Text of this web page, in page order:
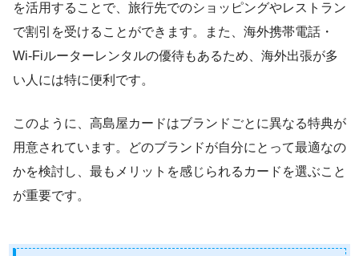
を活用することで、旅行先でのショッピングやレストラン
で割引を受けることができます。また、海外携帯電話・
Wi-Fiルーターレンタルの優待もあるため、海外出張が多
い人には特に便利です。
このように、高島屋カードはブランドごとに異なる特典が
用意されています。どのブランドが自分にとって最適なの
かを検討し、最もメリットを感じられるカードを選ぶこと
が重要です。